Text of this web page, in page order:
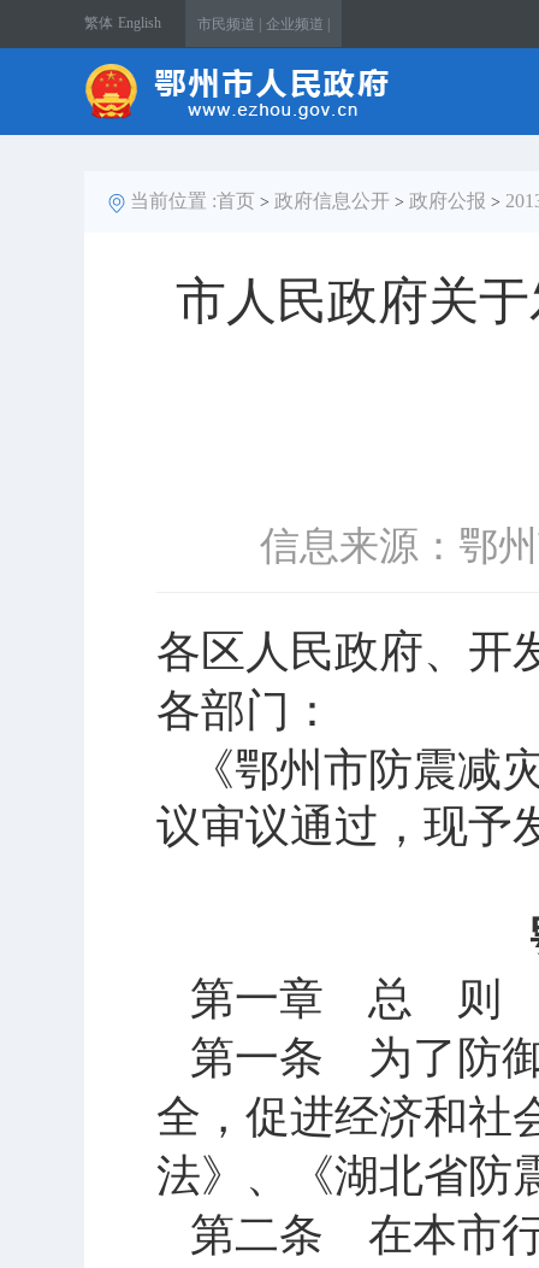
繁体 English 市民频道 | 企业频道 |
当前位置 :首页 > 政府信息公开 > 政府公报 >
市人民政府关
信息来源：鄂
各区人民政府、开
各部门：
《鄂州市防震减
议审议通过，现予
第一章 总 则
第一条 为了防
全，促进经济和社
法》、《湖北省防
第二条 在本市